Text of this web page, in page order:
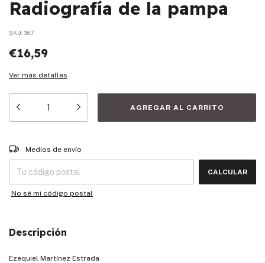
Radiografía de la pampa
SKU: 367
€16,59
Ver más detalles
Entregas para el CP:
Medios de envío
CALCULAR
No sé mi código postal
Descripción
Ezequiel Martínez Estrada